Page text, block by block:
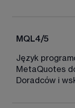
MQL4/5
Język
MetaQuotes
Doradców i